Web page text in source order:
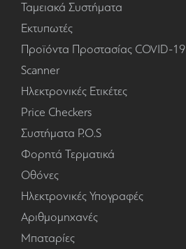
Ταμειακά Συστήματα
Εκτυπωτές
Προϊόντα Προστασίας COVID-19
Scanner
Ηλεκτρονικές Ετικέτες
Price Checkers
Συστήματα P.O.S
Φορητά Τερματικά
Οθόνες
Ηλεκτρονικές Υπογραφές
Αριθμομηχανές
Μπαταρίες